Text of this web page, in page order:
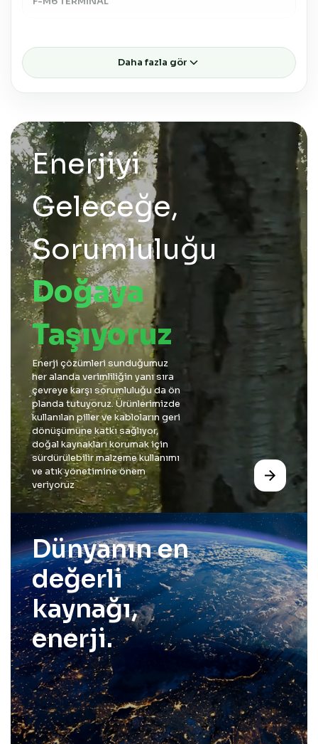
Boyutlar
Boyutlar ( GxDxY )
Daha fazla gör
Enerjiyi
Geleceğe,
Sorumluluğu
Doğaya
Taşıyoruz
Enerji çözümleri sunduğumuz
her alanda verimliliğin yanı sıra
çevreye karşı sorumluluğu da ön
planda tutuyoruz. Ürünlerimizde
kullanılan piller ve kabloların geri
dönüşümüne katkı sağlıyor,
doğal kaynakları korumak için
sürdürülebilir malzeme kullanımı
ve atık yönetimine önem
veriyoruz
Dünyanın en
değerli
kaynağı,
enerji.